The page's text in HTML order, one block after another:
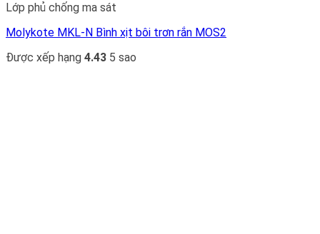
Lớp phủ chống ma sát
Molykote MKL-N Bình xịt bôi trơn rắn MOS2
Được xếp hạng 4.43 5 sao